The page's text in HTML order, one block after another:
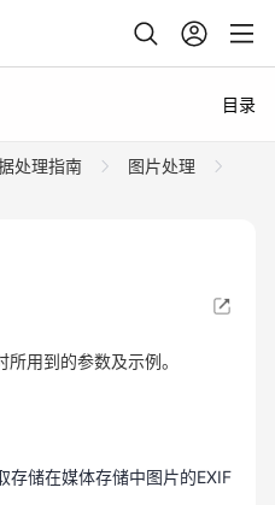
目录
处理指南
图片处理
用到的参数及示例。
存储在媒体存储中图片的EXIF